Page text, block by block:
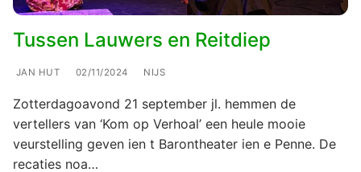
Tussen Lauwers en Reitdiep
JAN HUT 02/11/2024 NIJS
Zotterdagoavond 21 september jl. hemmen de
vertellers van ‘Kom op Verhoal’ een heule mooie
veurstelling geven ien t Barontheater ien e Penne. De
recaties noa…